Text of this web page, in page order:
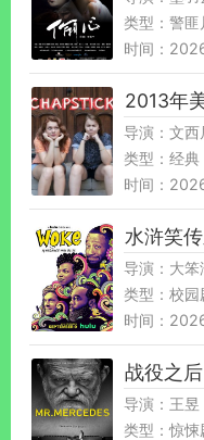
类型：警匪
时间：
2013年
导演：文西
类型：经典
时间：
水浒笑
导演：大笨
类型：校园
时间：
战役之后
导演：王昱
类型：惊悚